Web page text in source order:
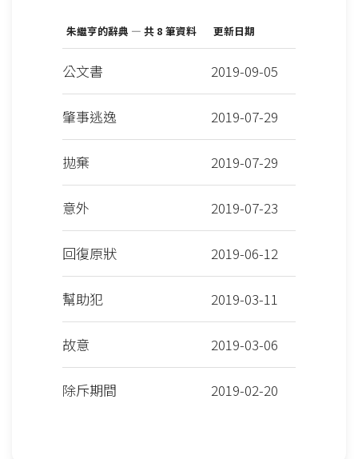
朱繼亨的辭典 — 共 8 筆資料 更新日期
公文書 2019-09-05
肇事逃逸 2019-07-29
拋棄 2019-07-29
意外 2019-07-23
回復原狀 2019-06-12
幫助犯 2019-03-11
故意 2019-03-06
除斥期間 2019-02-20